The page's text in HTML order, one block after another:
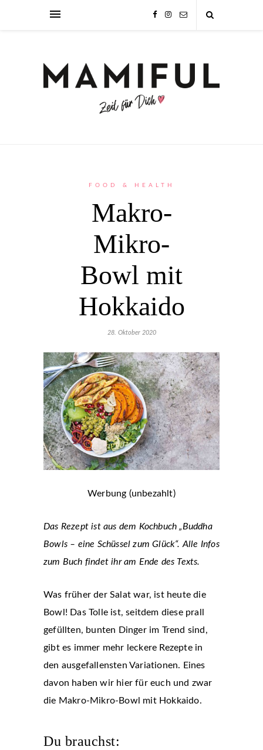
FOOD & HEALTH
Makro-
Mikro-
Bowl mit
Hokkaido
28. Oktober 2020
Werbung (unbezahlt)
Das Rezept ist aus dem Kochbuch „Buddha
Bowls – eine Schüssel zum Glück“. Alle Infos
zum Buch findet ihr am Ende des Texts.
Was früher der Salat war, ist heute die
Bowl! Das Tolle ist, seitdem diese prall
gefüllten, bunten Dinger im Trend sind,
gibt es immer mehr leckere Rezepte in
den ausgefallensten Variationen. Eines
davon haben wir hier für euch und zwar
die Makro-Mikro-Bowl mit Hokkaido.
Du brauchst: